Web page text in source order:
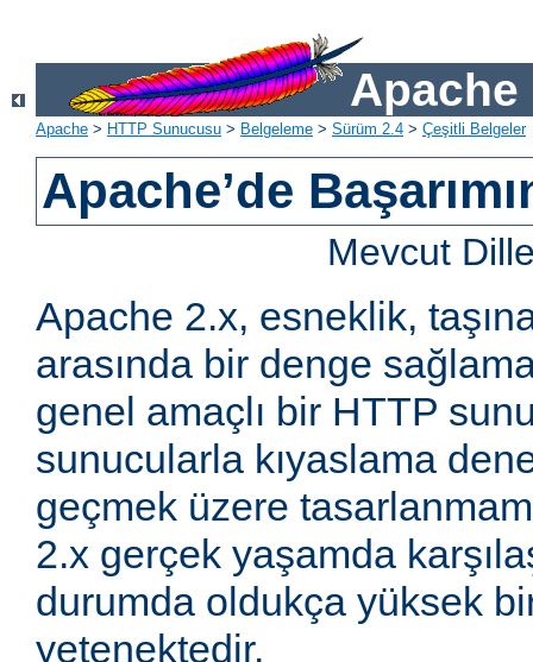
Apache
Apache > HTTP Sunucusu > Belgeleme > Sürüm 2.4 > Çeşitli Belgeler
Apache’de
Mevcut
Apache 2.x, esneklik,
arasında bir denge
genel amaçlı bir HTTP
sunucularla kıyaslama
geçmek üzere
2.x gerçek yaşamda
durumda oldukça yüksek
yetenektedir.